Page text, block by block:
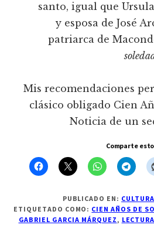
santo, igual que
y esposa de José
patriarca de
Mis recomendaciones
clásico obligado Cien
Noticia de un
Comparte
PUBLICADO EN: CULTURA
ETIQUETADO COMO: CIEN AÑOS DE
GABRIEL GARCIA MÁRQUEZ,